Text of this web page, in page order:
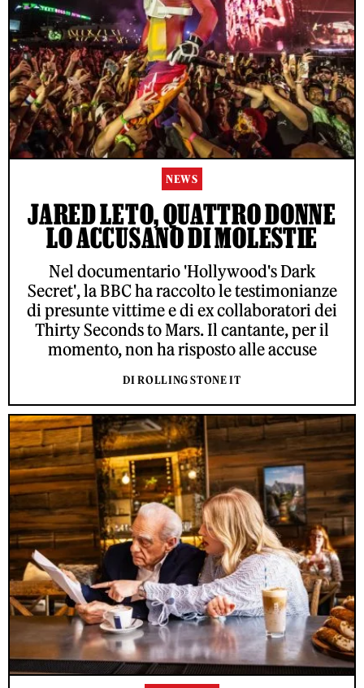
NEWS
JARED LETO, QUATTRO DONNE
LO ACCUSANO DI MOLESTIE
Nel documentario 'Hollywood's Dark
Secret', la BBC ha raccolto le testimonianze
di presunte vittime e di ex collaboratori dei
Thirty Seconds to Mars. Il cantante, per il
momento, non ha risposto alle accuse
DI ROLLING STONE IT